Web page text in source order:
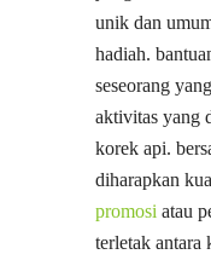
unik dan
hadiah.
seseorang
aktivitas yang
korek api.
diharapkan
promosi atau
terletak antara